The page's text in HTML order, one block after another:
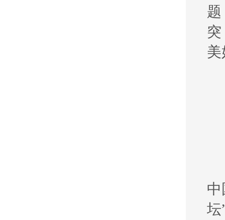
美
中
坛